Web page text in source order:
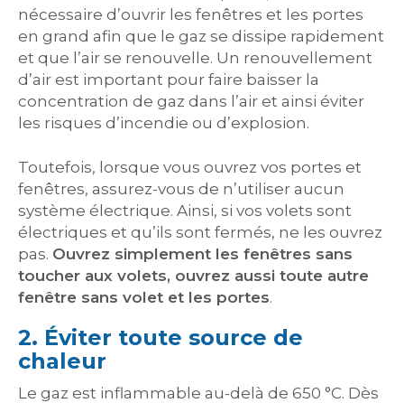
nécessaire d’ouvrir les fenêtres et les portes
en grand afin que le gaz se dissipe rapidement
et que l’air se renouvelle. Un renouvellement
d’air est important pour faire baisser la
concentration de gaz dans l’air et ainsi éviter
les risques d’incendie ou d’explosion.
Toutefois, lorsque vous ouvrez vos portes et
fenêtres, assurez-vous de n’utiliser aucun
système électrique. Ainsi, si vos volets sont
électriques et qu’ils sont fermés, ne les ouvrez
pas. Ouvrez simplement les fenêtres sans
toucher aux volets, ouvrez aussi toute autre
fenêtre sans volet et les portes.
2. Éviter toute source de
chaleur
Le gaz est inflammable au-delà de 650 °C. Dès